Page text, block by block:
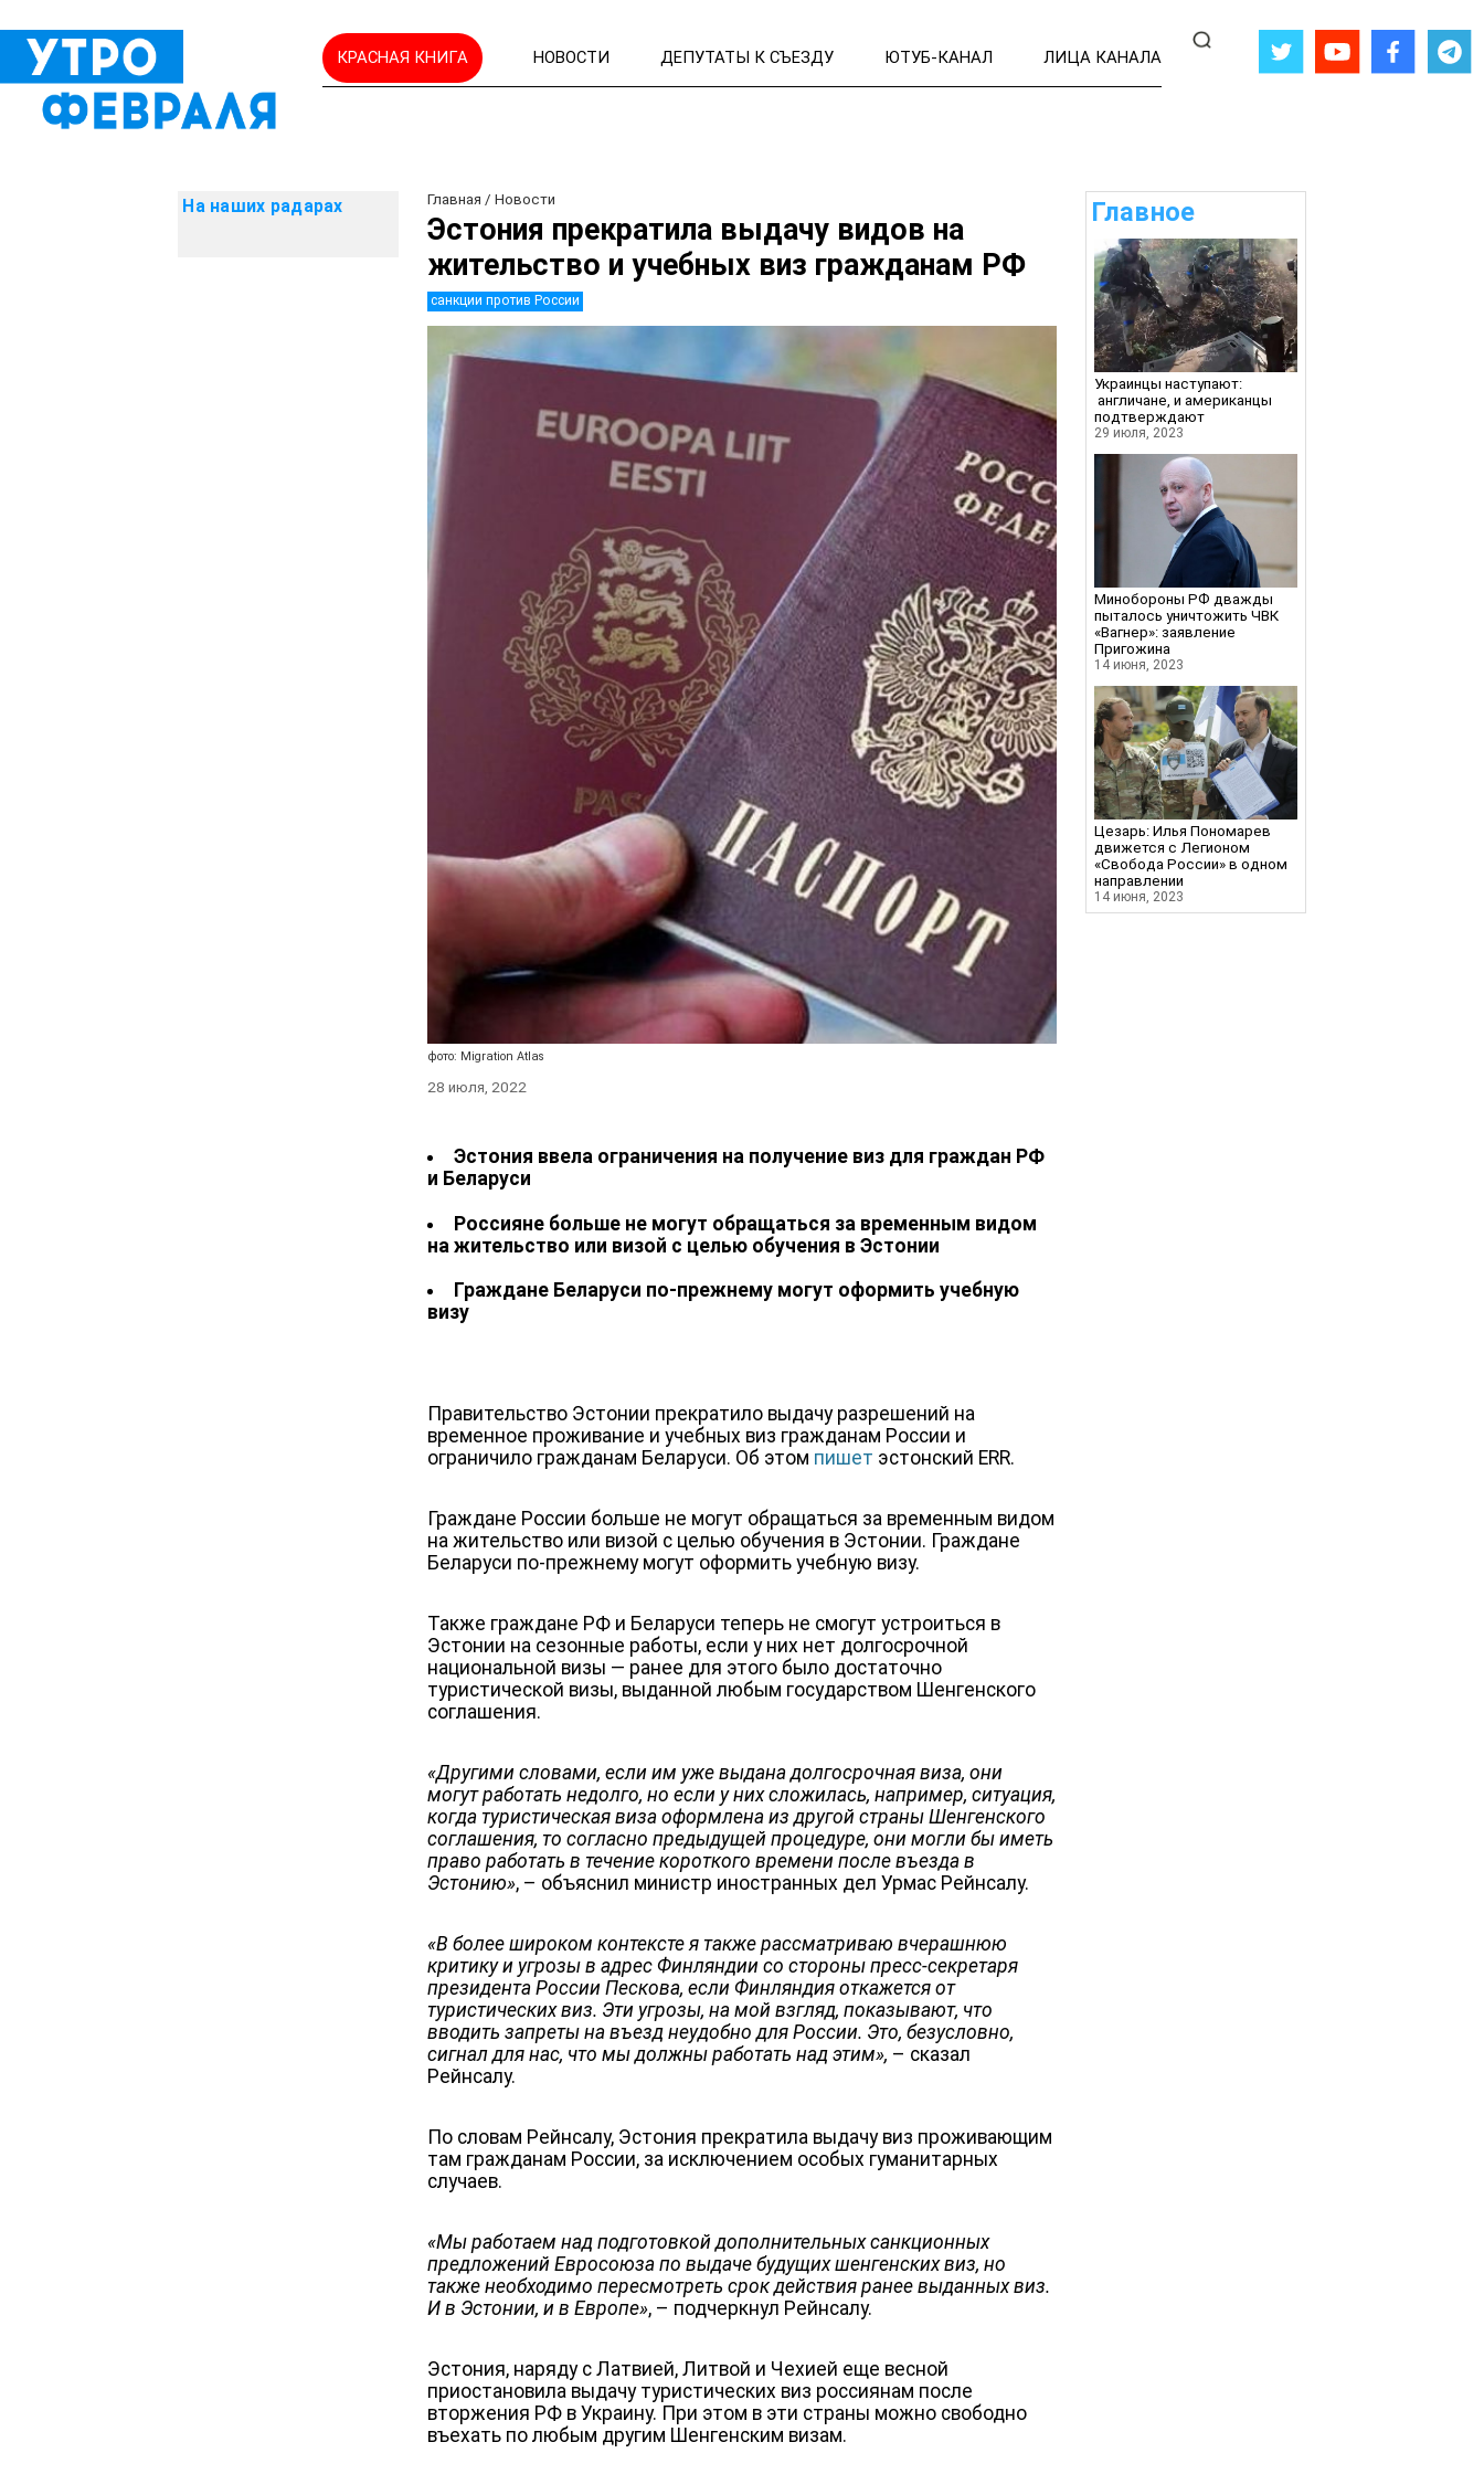
КРАСНАЯ КНИГА НОВОСТИ ДЕПУТАТЫ К СЪЕЗДУ ЮТУБ-КАНАЛ ЛИЦА КАНАЛА
На наших радарах Главная /Новости
Эстония прекратила выдачу видов на
жительство и учебных виз гражданам РФ
санкции против России
фото: Migration Atlas
28 июля, 2022
Эстония ввела ограничения на получение виз для граждан РФ
и Беларуси
Россияне больше не могут обращаться за временным видом
на жительство или визой с целью обучения в Эстонии
Граждане Беларуси по-прежнему могут оформить учебную
визу
Правительство Эстонии прекратило выдачу разрешений на
временное проживание и учебных виз гражданам России и
ограничило гражданам Беларуси. Об этом пишет эстонский ERR.
Граждане России больше не могут обращаться за временным видом
на жительство или визой с целью обучения в Эстонии. Граждане
Беларуси по-прежнему могут оформить учебную визу.
Также граждане РФ и Беларуси теперь не смогут устроиться в
Эстонии на сезонные работы, если у них нет долгосрочной
национальной визы — ранее для этого было достаточно
туристической визы, выданной любым государством Шенгенского
соглашения.
«Другими словами, если им уже выдана долгосрочная виза, они
могут работать недолго, но если у них сложилась, например, ситуация,
когда туристическая виза оформлена из другой страны Шенгенского
соглашения, то согласно предыдущей процедуре, они могли бы иметь
право работать в течение короткого времени после въезда в
Эстонию», – объяснил министр иностранных дел Урмас Рейнсалу.
«В более широком контексте я также рассматриваю вчерашнюю
критику и угрозы в адрес Финляндии со стороны пресс-секретаря
президента России Пескова, если Финляндия откажется от
туристических виз. Эти угрозы, на мой взгляд, показывают, что
вводить запреты на въезд неудобно для России. Это, безусловно,
сигнал для нас, что мы должны работать над этим», – сказал
Рейнсалу.
По словам Рейнсалу, Эстония прекратила выдачу виз проживающим
там гражданам России, за исключением особых гуманитарных
случаев.
«Мы работаем над подготовкой дополнительных санкционных
предложений Евросоюза по выдаче будущих шенгенских виз, но
также необходимо пересмотреть срок действия ранее выданных виз.
И в Эстонии, и в Европе», – подчеркнул Рейнсалу.
Эстония, наряду с Латвией, Литвой и Чехией еще весной
приостановила выдачу туристических виз россиянам после
вторжения РФ в Украину. При этом в эти страны можно свободно
въехать по любым другим Шенгенским визам.
Главное
Украинцы наступают:
англичане, и американцы
подтверждают
29 июля, 2023
Минобороны РФ дважды
пыталось уничтожить ЧВК
«Вагнер»: заявление
Пригожина
14 июня, 2023
Цезарь: Илья Пономарев
движется с Легионом
«Свобода России» в одном
направлении
14 июня, 2023